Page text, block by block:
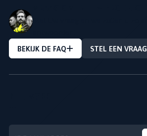
BEKIJK DE FAQ
STEL EEN VRAAG